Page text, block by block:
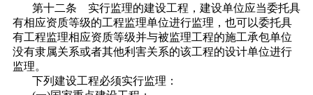
第十二条 实行监理的建设工程，建设单位应当委托具
有相应资质等级的工程监理单位进行监理，也可以委托具
有工程监理相应资质等级并与被监理工程的施工承包单位
没有隶属关系或者其他利害关系的该工程的设计单位进行
监理。
下列建设工程必须实行监理：